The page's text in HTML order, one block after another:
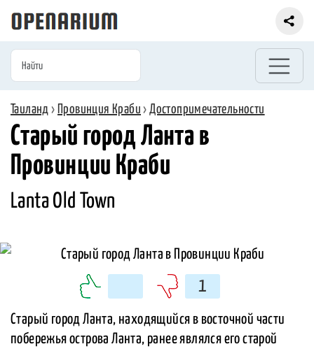
Таиланд › Провинция Краби ›Достопримечательности
Старый город Ланта в
Провинции Краби
Lanta Old Town
1
Старый город Ланта, находящийся в восточной части
побережья острова Ланта, ранее являлся его старой